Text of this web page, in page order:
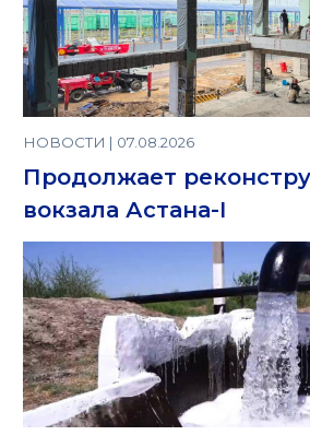
НОВОСТИ | 07.08.2026
Продолжает
вокзала Астана-I